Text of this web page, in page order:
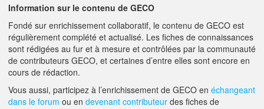
02/09/2021 LOUIS BOURDIN
INRAE - THIVERVAL
GRIGNON (78850)
ingenieur -
LOUIS.BOURDIN@INRAE.FR
A PROPOS DE GECO AIDE
Information sur le contenu de GECO
Fondé sur enrichissement collaboratif, le contenu de GECO est
régulièrement complété et actualisé. Les fiches de connaissances
sont rédigées au fur et à mesure et contrôlées par la communauté
de contributeurs GECO, et certaines d’entre elles sont encore en
cours de rédaction.
Vous aussi, participez à l’enrichissement de GECO en échangeant
dans le forum ou en devenant contributeur des fiches de